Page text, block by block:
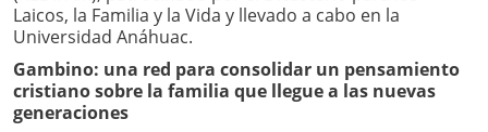
Laicos, la Familia y la Vida y llevado a cabo en la
Universidad Anáhuac.
Gambino: una red para consolidar un pensamiento
cristiano sobre la familia que llegue a las nuevas
generaciones